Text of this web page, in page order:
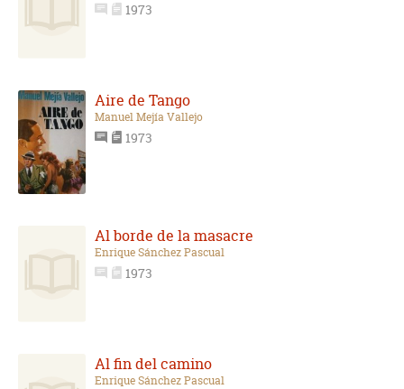
1973
Aire de Tango
Manuel Mejía Vallejo
1973
Al borde de la masacre
Enrique Sánchez Pascual
1973
Al fin del camino
Enrique Sánchez Pascual